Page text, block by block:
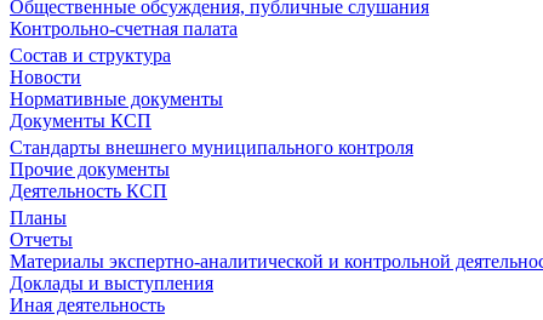
Общественные обсуждения, публичные слушания
Контрольно-счетная палата
Состав и структура
Новости
Нормативные документы
Документы КСП
Стандарты внешнего муниципального контроля
Прочие документы
Деятельность КСП
Планы
Отчеты
Материалы экспертно-аналитической и контрольной
Доклады и выступления
Иная деятельность